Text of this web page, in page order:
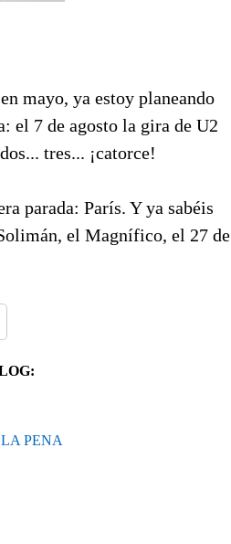
mayo, ya estoy planeando
el 7 de agosto la gira de U2
tres... ¡catorce!
parada: París. Y ya sabéis
el Magnífico, el 27 de
PENA